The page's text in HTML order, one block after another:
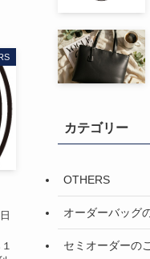
カテゴリー
OTHERS
オーダーバッグ
セミオーダーの